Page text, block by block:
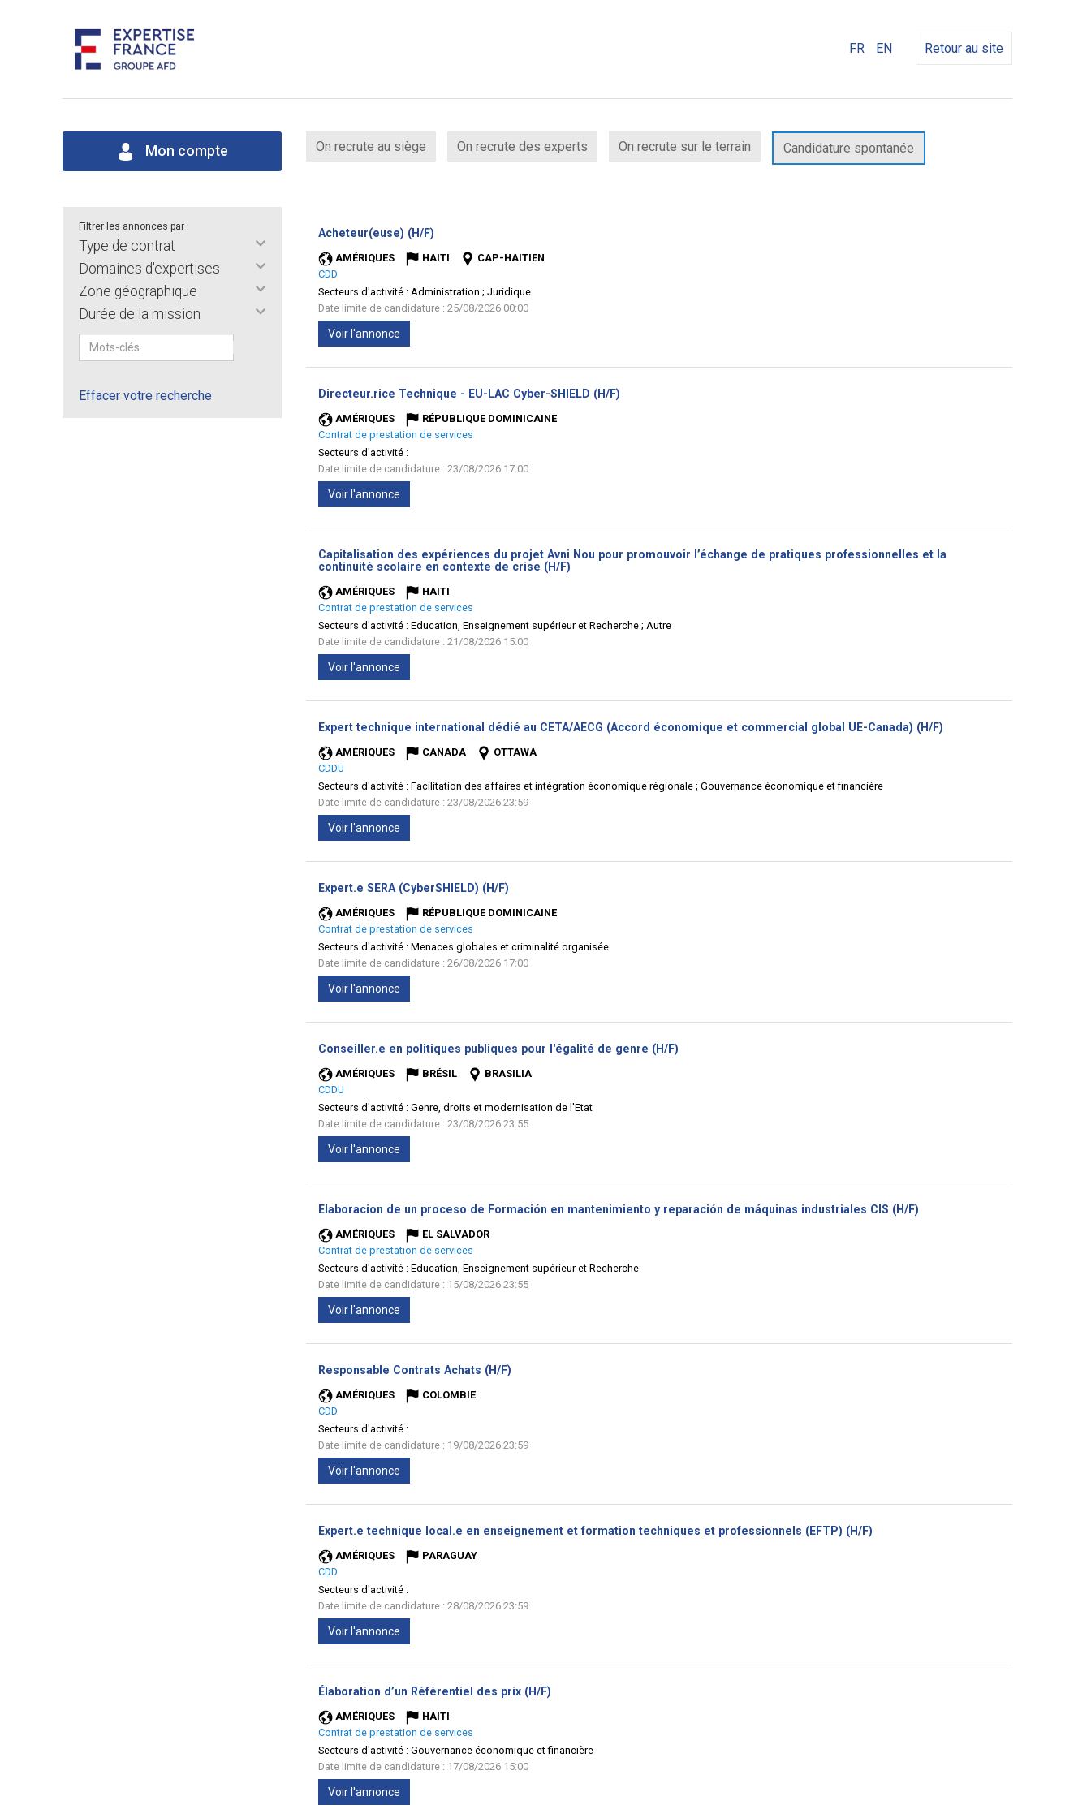
FR EN Retour au site
Mon compte On recrute au siège On recrute des experts On recrute sur le terrain Candidature spontanée
Filtrer les annonces par :
Type de contrat
Domaines d'expertises
Zone géographique
Durée de la mission
Effacer votre recherche
Acheteur(euse) (H/F)
AMÉRIQUES HAITI
CAP-HAITIEN
CDD
Secteurs d'activité : Administration ; Juridique
Date limite de candidature : 25/08/2026 00:00
Voir l'annonce
Directeur.rice Technique - EU-LAC Cyber-SHIELD (H/F)
AMÉRIQUES
RÉPUBLIQUE DOMINICAINE
Contrat de prestation de services
Secteurs d'activité :
Date limite de candidature : 23/08/2026 17:00
Voir l'annonce
Capitalisation des expériences du projet Avni Nou pour promouvoir l’échange de pratiques professionnelles et la
continuité scolaire en contexte de crise (H/F)
AMÉRIQUES
HAITI
Contrat de prestation de services
Secteurs d'activité : Education, Enseignement supérieur et Recherche ; Autre
Date limite de candidature : 21/08/2026 15:00
Voir l'annonce
Expert technique international dédié au CETA/AECG (Accord économique et commercial global UE-Canada) (H/F)
AMÉRIQUES CANADA
OTTAWA
CDDU
Secteurs d'activité : Facilitation des affaires et intégration économique régionale ; Gouvernance économique et financière
Date limite de candidature : 23/08/2026 23:59
Voir l'annonce
Expert.e SERA (CyberSHIELD) (H/F)
AMÉRIQUES
RÉPUBLIQUE DOMINICAINE
Contrat de prestation de services
Secteurs d'activité : Menaces globales et criminalité organisée
Date limite de candidature : 26/08/2026 17:00
Voir l'annonce
Conseiller.e en politiques publiques pour l'égalité de genre (H/F)
AMÉRIQUES BRÉSIL
BRASILIA
CDDU
Secteurs d'activité : Genre, droits et modernisation de l'Etat
Date limite de candidature : 23/08/2026 23:55
Voir l'annonce
Elaboracion de un proceso de Formación en mantenimiento y reparación de máquinas industriales CIS (H/F)
AMÉRIQUES
EL SALVADOR
Contrat de prestation de services
Secteurs d'activité : Education, Enseignement supérieur et Recherche
Date limite de candidature : 15/08/2026 23:55
Voir l'annonce
Responsable Contrats Achats (H/F)
AMÉRIQUES
COLOMBIE
CDD
Secteurs d'activité :
Date limite de candidature : 19/08/2026 23:59
Voir l'annonce
Expert.e technique local.e en enseignement et formation techniques et professionnels (EFTP) (H/F)
AMÉRIQUES
PARAGUAY
CDD
Secteurs d'activité :
Date limite de candidature : 28/08/2026 23:59
Voir l'annonce
Élaboration d’un Référentiel des prix (H/F)
AMÉRIQUES
HAITI
Contrat de prestation de services
Secteurs d'activité : Gouvernance économique et financière
Date limite de candidature : 17/08/2026 15:00
Voir l'annonce